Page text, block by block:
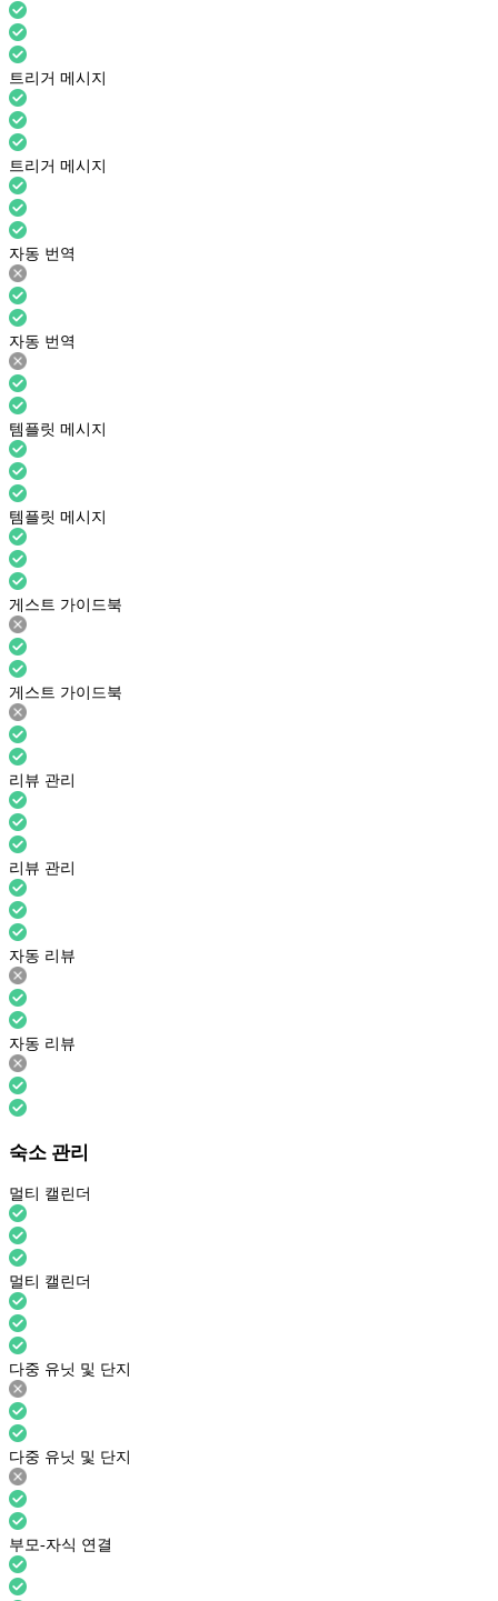
트리거 메시지
트리거 메시지
자동 번역
자동 번역
템플릿 메시지
템플릿 메시지
게스트 가이드북
게스트 가이드북
리뷰 관리
리뷰 관리
자동 리뷰
자동 리뷰
숙소 관리
멀티 캘린더
멀티 캘린더
다중 유닛 및 단지
다중 유닛 및 단지
부모-자식 연결